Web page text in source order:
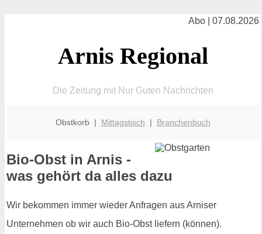
Abo | 07.08.2026
Arnis Regional
Die Zeitung mit Nur Guten Nachrichten
Obstkorb | Mittagstisch | Branchenbuch
Bio-Obst in Arnis -
was gehört da alles dazu
Wir bekommen immer wieder Anfragen aus Arniser
Unternehmen ob wir auch Bio-Obst liefern (können).